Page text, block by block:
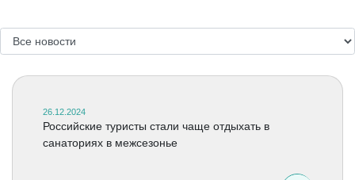
26.12.2024
Российские туристы стали чаще отдыхать в
санаториях в межсезонье